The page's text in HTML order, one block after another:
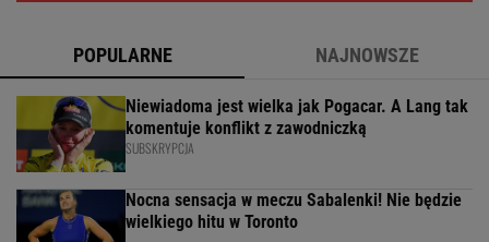
POPULARNE NAJNOWSZE
Niewiadoma jest wielka jak Pogacar. A Lang tak
komentuje konflikt z zawodniczką
SUBSKRYPCJA
Nocna sensacja w meczu Sabalenki! Nie będzie
wielkiego hitu w Toronto